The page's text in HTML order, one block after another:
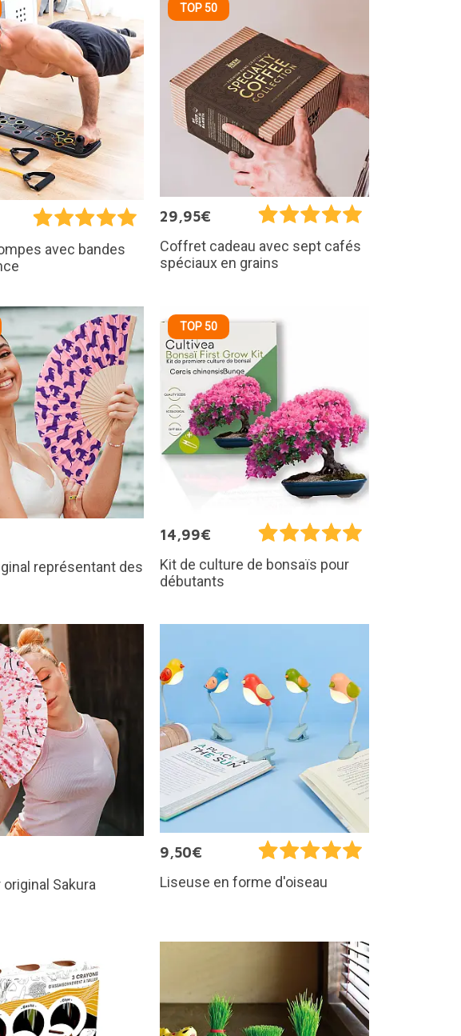
avec bandes
TOP 50
29,95€
Coffret cadeau avec sept cafés
spéciaux en grains
représentant des
TOP 50
14,99€
Kit de culture de bonsaïs pour
débutants
Sakura
9,50€
Liseuse en forme d'oiseau